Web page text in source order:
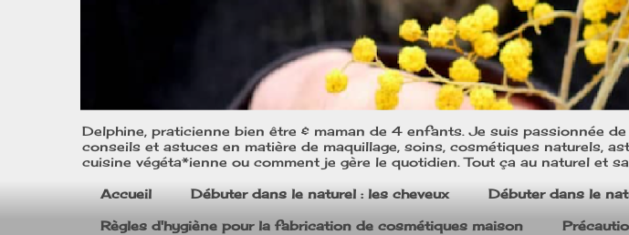
Delphine, praticienne bien être & maman de 4 enfants. Je suis passionnée
conseils et astuces en matière de maquillage, soins, cosmétiques naturels,
cuisine végéta*ienne ou comment je gère le quotidien. Tout ça au naturel et
Accueil Débuter dans le naturel : les cheveux Débuter dans le
Règles d'hygiène pour la fabrication de cosmétiques maison